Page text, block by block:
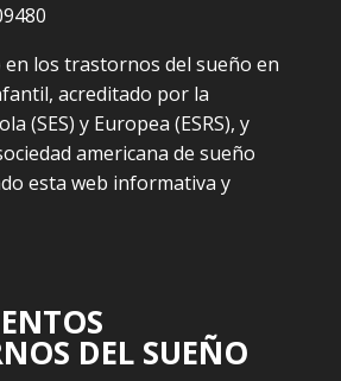
los trastornos del sueño en
acreditado por la
(SES) y Europea (ESRS), y
americana de sueño
esta web informativa y
DEL SUEÑO